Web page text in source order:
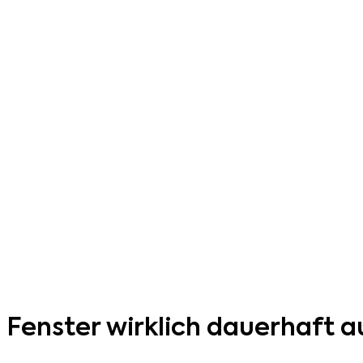
Fenster wirklich dauerhaft